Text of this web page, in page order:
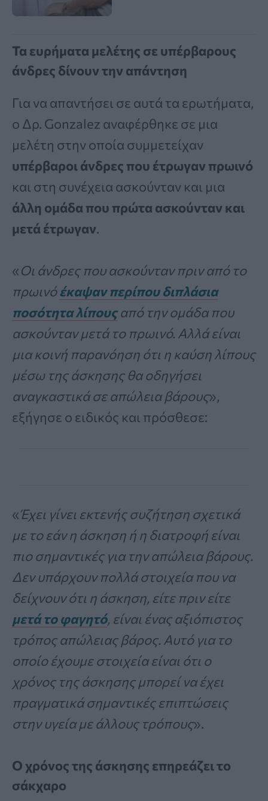
Τα ευρήματα μελέτης σε υπέρβαρους
άνδρες δίνουν την απάντηση
Για να απαντήσει σε αυτά τα ερωτήματα,
ο Δρ. Gonzalez αναφέρθηκε σε μια
μελέτη στην οποία συμμετείχαν
υπέρβαροι άνδρες που έτρωγαν πρωινό
και στη συνέχεια ασκούνταν και μια
άλλη ομάδα που πρώτα ασκούνταν και
μετά έτρωγαν.
«Οι άνδρες που ασκούνταν πριν από το
πρωινόέκαψαν περίπου διπλάσια
ποσότητα λίπουςαπό την ομάδα που
ασκούνταν μετά το πρωινό. Αλλά είναι
μια κοινή παρανόηση ότι η καύση λίπους
μέσω της άσκησης θα οδηγήσει
αναγκαστικά σε απώλεια βάρους»,
εξήγησε ο ειδικός και πρόσθεσε:
«Έχει γίνει εκτενής συζήτηση σχετικά
με το εάν η άσκηση ή η διατροφή είναι
πιο σημαντικές για την απώλεια βάρους.
Δεν υπάρχουν πολλά στοιχεία που να
δείχνουν ότι η άσκηση, είτε πριν είτε
μετά το φαγητό, είναι ένας αξιόπιστος
τρόπος απώλειας βάρος. Αυτό για το
οποίο έχουμε στοιχεία είναι ότι ο
χρόνος της άσκησης μπορεί να έχει
πραγματικά σημαντικές επιπτώσεις
στην υγεία με άλλους τρόπους».
Ο χρόνος της άσκησης επηρεάζει το
σάκχαρο